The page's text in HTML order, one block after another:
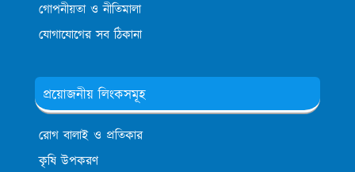
গোপনীয়তা ও নীতিমালা
যোগাযোগের সব ঠিকানা
প্রয়োজনীয় লিংকসমূহ
রোগ বালাই ও প্রতিকার
কৃষি উপকরণ